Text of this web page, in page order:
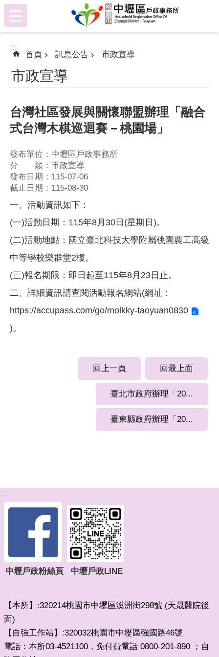
跳到主要內容區塊
:::
:::
首頁 訊息公告 市政宣導
市政宣導
台灣社區發展與關懷聯盟辦理「融合
式台灣木棋巡迴賽－桃園場」
發布單位：中壢區戶政事務所
分 類：市政宣導
發布日期：115-07-06
截止日期：115-08-30
一、活動資訊如下：
(一)活動日期：115年8月30日(星期日)。
(二)活動地點：國立臺北科技大學附屬桃園農工高級
中等學校樂群堂2樓。
(三)報名期限：即日起至115年8月23日止。
二、詳細資訊請查閱活動報名網站(網址：
https://accupass.com/go/molkky-taoyuan0830
)。
回上一頁 回最上面
臺北市政府辦理「20...
臺東縣政府辦理「20...
:::
中壢戶政粉絲頁 中壢戶政LINE
【本所】:320214桃園市中壢區溪洲街298號 (天晟醫院後
面)
【自強工作站】:320032桃園市中壢區強國路46號
電話：本所03-4521100，免付費電話 0800-201-890 ；自